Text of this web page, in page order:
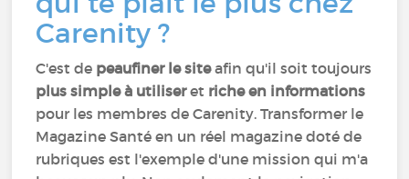
Carenity ?
C'est de peaufiner le siteafin qu'il soit toujours
plus simple à utiliseret riche en informations
pour les membres de Carenity. Transformer le
Magazine Santé en un réel magazine doté de
rubriques est l'exemple d'une mission qui m'a